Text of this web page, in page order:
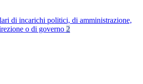
di incarichi politici, di amministrazione,
o di governo 2